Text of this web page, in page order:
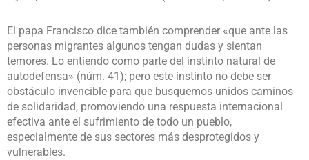
El papa Francisco dice también comprender «que ante las
personas migrantes algunos tengan dudas y sientan
temores. Lo entiendo como parte del instinto natural de
autodefensa» (núm. 41); pero este instinto no debe ser
obstáculo invencible para que busquemos unidos caminos
de solidaridad, promoviendo una respuesta internacional
efectiva ante el sufrimiento de todo un pueblo,
especialmente de sus sectores más desprotegidos y
vulnerables.